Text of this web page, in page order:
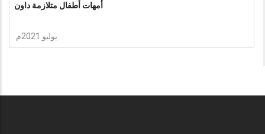
أمهات أطفال متلازمة داون
يوليو 2021م